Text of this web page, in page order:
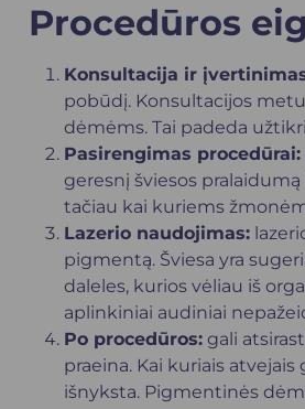
Procedūros
Konsultacija ir
pobūdį. Konsultacijos
dėmėms. Tai padeda
Pasirengimas procedūrai:
geresnį šviesos
tačiau kai kuriems
Lazerio naudojimas:
pigmentą. Šviesa yra
daleles, kurios vėliau iš
aplinkiniai audiniai
Po procedūros: gali
praeina. Kai kuriais
išnyksta. Pigmentinės